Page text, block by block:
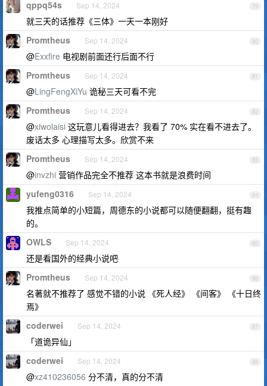
79
qppq54s Sep 14, 2024
就三天的话推荐《三体》一天一本刚好
80
Promtheus Sep 14, 2024
@Exxfire 电视剧前面还行后面不行
81
Promtheus Sep 14, 2024
@LingFengXiYu 诡秘三天可看不完
82
Promtheus Sep 14, 2024
@xiwolaisi 这玩意儿看得进去？我看了 70% 实在看不进去了。
废话太多 心理描写太多。欣赏不来
83
Promtheus Sep 14, 2024
@invzhi 营销作品完全不推荐 这本书就是浪费时间
84
yufeng0316 Sep 14, 2024
我推点简单的小短篇，周德东的小说都可以随便翻翻，挺有趣
的。
85
OWLS Sep 14, 2024
还是看国外的经典小说吧
86
Promtheus Sep 14, 2024
名著就不推荐了 感觉不错的小说 《死人经》 《间客》 《十日终
焉》
87
coderwei Sep 14, 2024
「道诡异仙」
88
coderwei Sep 14, 2024
@xz410236056 分不清，真的分不清